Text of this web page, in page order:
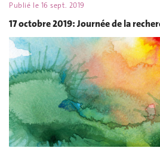
Publié le 16 sept. 2019
17 octobre 2019: Journée de la